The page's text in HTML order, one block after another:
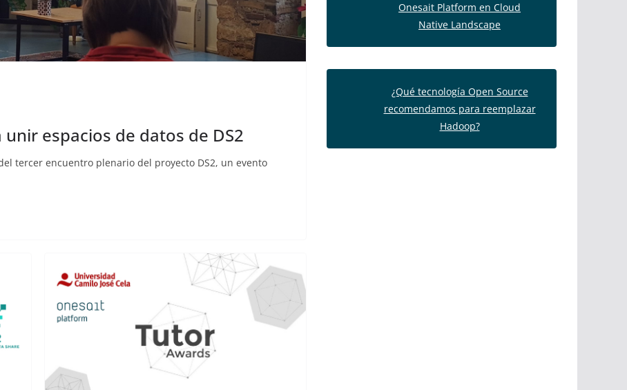
espacios de datos de DS2
tercer encuentro plenario del proyecto DS2, un evento
Onesait Platform en Cloud
Native Landscape
¿Qué tecnología Open Source
recomendamos para reemplazar
Hadoop?